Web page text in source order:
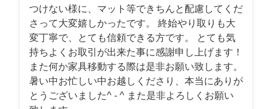
つけない様に、マット等できちんと配慮してくだ
さって大変嬉しかったです。 終始やり取りも大
変丁寧で、とても信頼できる方です。 とても気
持ちよくお取引が出来た事に感謝申し上げます！
また何か家具移動する際は是非お願い致します。
暑い中お忙しい中お越しくださり、本当にありが
とうございました^ - ^ また是非よろしくお願い